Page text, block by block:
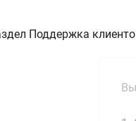
Поддержка